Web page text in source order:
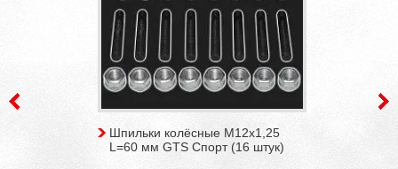
Шпильки колёсные М12х1,25
L=60 мм GTS Спорт (16 штук)